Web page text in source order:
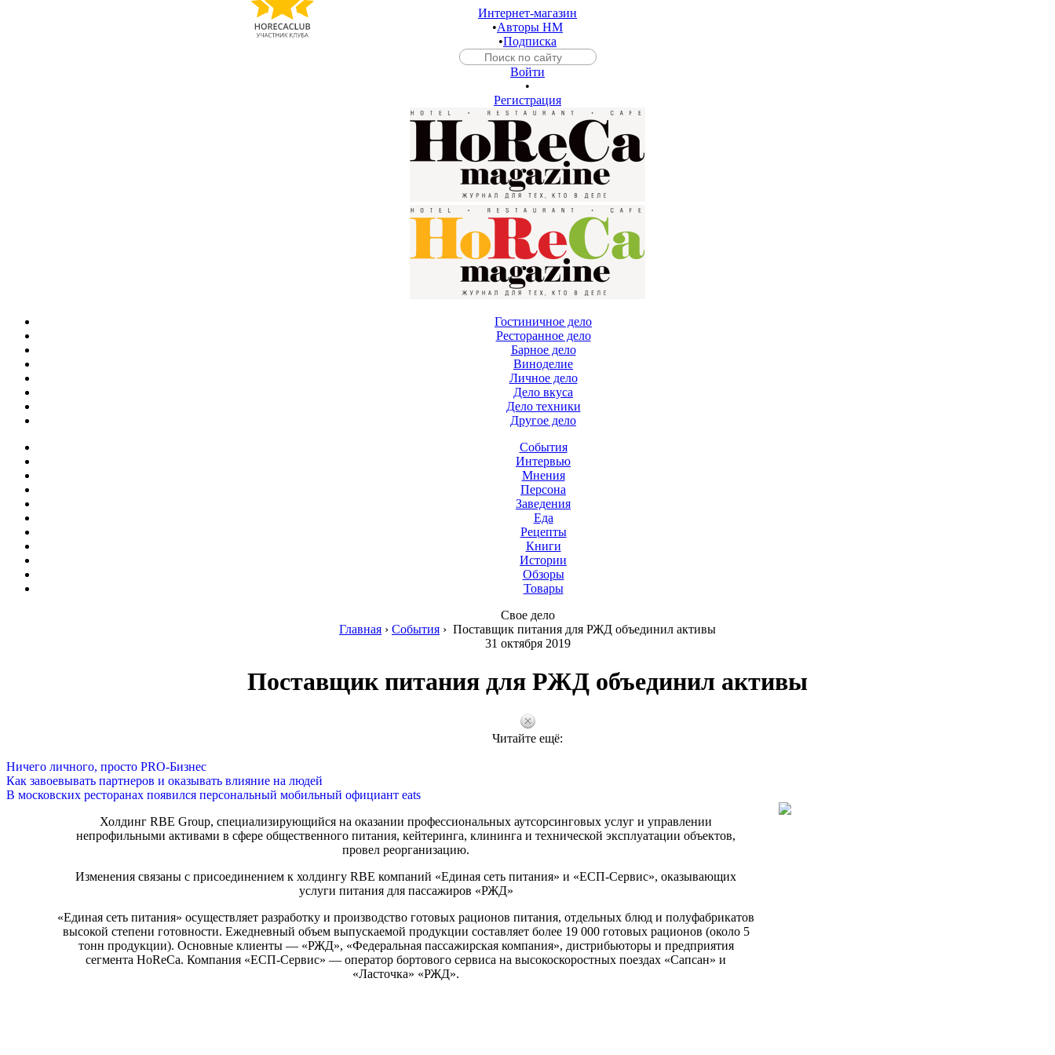
Интернет-магазин
•Авторы HM
•Подписка
Войти
•
Регистрация
Гостиничное дело
Ресторанное дело
Барное дело
Виноделие
Личное дело
Дело вкуса
Дело техники
Другое дело
События
Интервью
Мнения
Персона
Заведения
Еда
Рецепты
Книги
Истории
Обзоры
Товары
Свое дело
Главная › События › Поставщик питания для РЖД объединил активы
31 октября 2019
Поставщик питания для РЖД объединил активы
Читайте ещё:
Ничего личного, просто PRO-Бизнес
Как завоевывать партнеров и оказывать влияние на людей
В московских ресторанах появился персональный мобильный официант eats
Холдинг RBE Group, специализирующийся на оказании профессиональных аутсорсинговых услуг и управлении
непрофильными активами в сфере общественного питания, кейтеринга, клининга и технической эксплуатации объектов,
провел реорганизацию.
Изменения связаны с присоединением к холдингу RBE компаний «Единая сеть питания» и «ЕСП-Сервис», оказывающих
услуги питания для пассажиров «РЖД»
«Единая сеть питания» осуществляет разработку и производство готовых рационов питания, отдельных блюд и полуфабрикатов
высокой степени готовности. Ежедневный объем выпускаемой продукции составляет более 19 000 готовых рационов (около 5
тонн продукции). Основные клиенты — «РЖД», «Федеральная пассажирская компания», дистрибьюторы и предприятия
сегмента HoReCa. Компания «ЕСП-Сервис» — оператор бортового сервиса на высокоскоростных поездах «Сапсан» и
«Ласточка» «РЖД».